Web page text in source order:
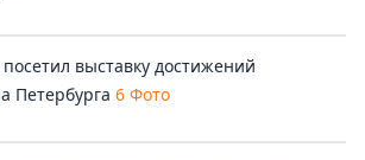
выставку достижений
Петербурга 6 Фото